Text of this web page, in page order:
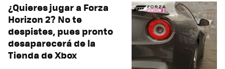
¿Quieres jugar a Forza
Horizon 2? No te
despistes, pues pronto
desaparecerá de la
Tienda de Xbox